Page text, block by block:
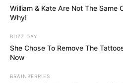
William & Kate Are Not The Same
Why!
BUZZ DAY
She Chose To Remove The
Now
BRAINBERRIES